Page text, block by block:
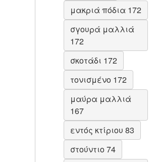
μακριά πόδια 172
σγουρά μαλλιά
172
σκοτάδι 172
τονισμένο 172
μαύρα μαλλιά
167
εντός κτίριου 83
στούντιο 74